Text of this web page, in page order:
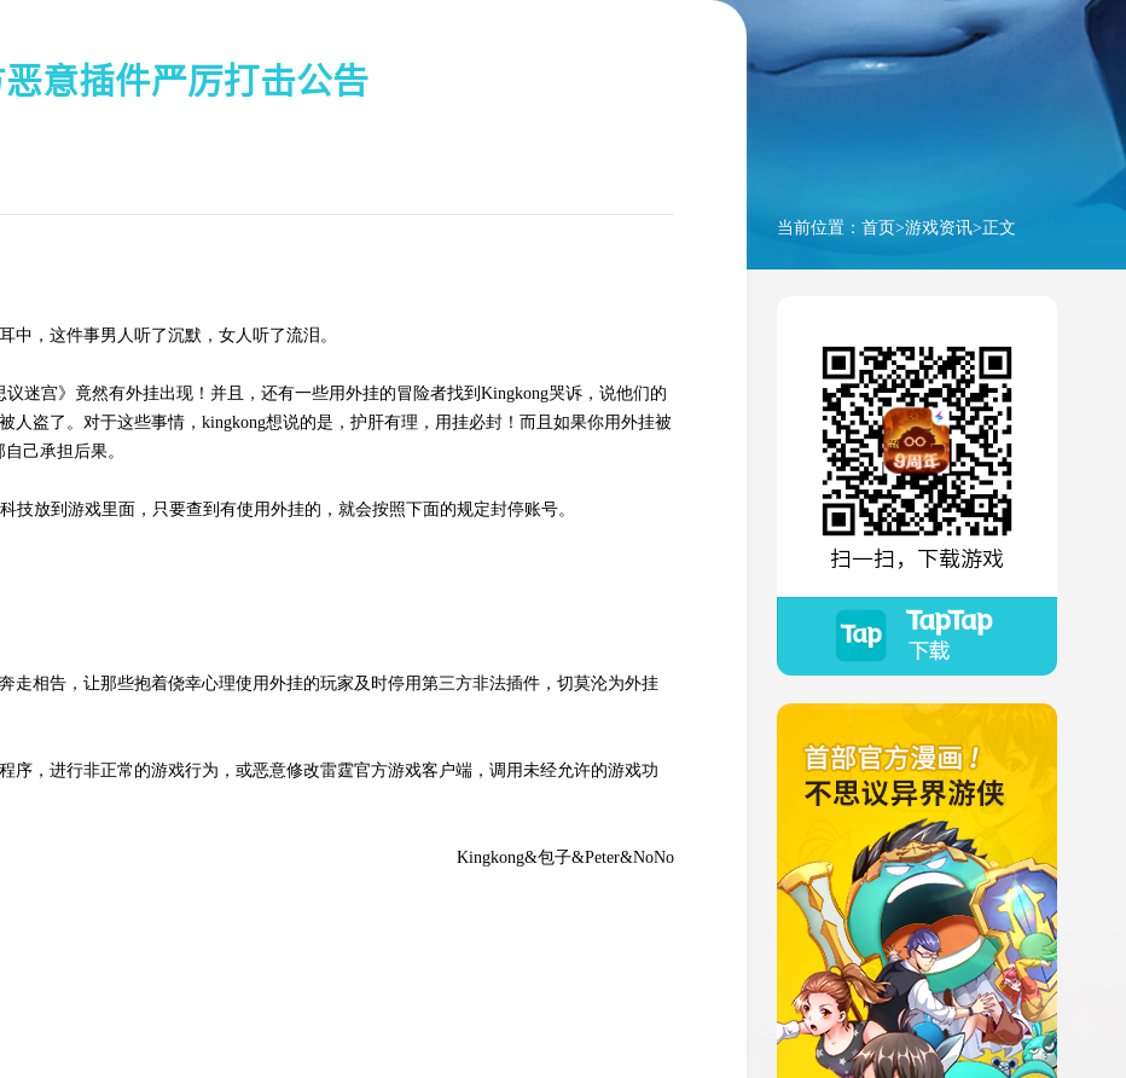
当前位置： 首页>游戏资讯>正文
恶意插件严厉打击公告
中，这件事男人听了沉默，女人听了流泪。
宫》竟然有外挂出现！并且，还有一些用外挂的冒险者找到Kingkong哭诉，说他们的
人盗了。对于这些事情，kingkong想说的是，护肝有理，用挂必封！而且如果你用外挂被
己承担后果。
技放到游戏里面，只要查到有使用外挂的，就会按照下面的规定封停账号。
走相告，让那些抱着侥幸心理使用外挂的玩家及时停用第三方非法插件，切莫沦为外挂
序，进行非正常的游戏行为，或恶意修改雷霆官方游戏客户端，调用未经允许的游戏功
Kingkong&包子&Peter&NoNo
扫一扫，下载游戏